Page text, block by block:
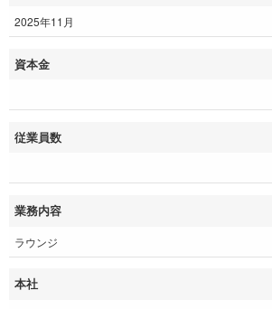
2025年11月
資本金
従業員数
業務内容
ラウンジ
本社